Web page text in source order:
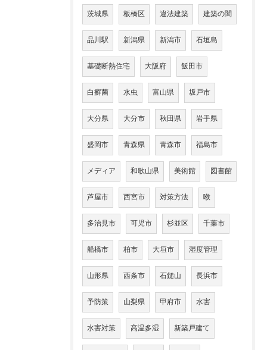
茨城県 板橋区 違法建築 建築の闇
品川駅 新潟県 新潟市 石垣島
基礎断熱住宅 大阪府 飯田市
白癬菌 水虫 富山県 坂戸市
大分県 大分市 秋田県 岩手県
盛岡市 青森県 青森市 福島市
メディア 和歌山県 美術館 図書館
芦屋市 西宮市 対策方法 喉
多治見市 可児市 杉並区 千葉市
船橋市 柏市 大垣市 湿度管理
山形県 西条市 石鎚山 長浜市
予防策 山梨県 甲府市 水害
水害対策 高温多湿 新築戸建て